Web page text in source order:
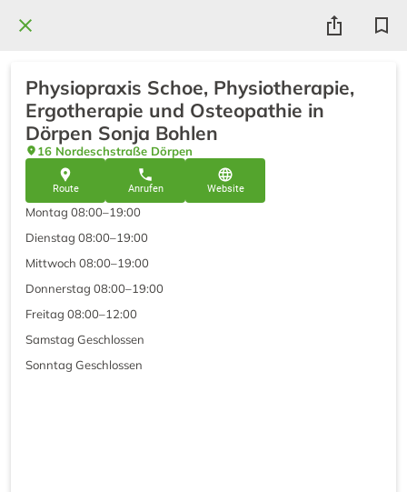
Physiopraxis Schoe, Physiotherapie,
Ergotherapie und Osteopathie in
Dörpen Sonja Bohlen
16 Nordeschstraße Dörpen
Route Anrufen Website
Montag 08:00–19:00
Dienstag 08:00–19:00
Mittwoch 08:00–19:00
Donnerstag 08:00–19:00
Freitag 08:00–12:00
Samstag Geschlossen
Sonntag Geschlossen